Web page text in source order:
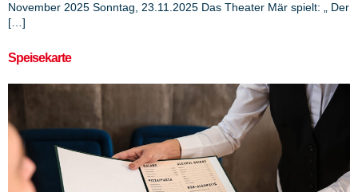
November 2025 Sonntag, 23.11.2025 Das Theater Mär spielt: „ Der
[…]
Speisekarte